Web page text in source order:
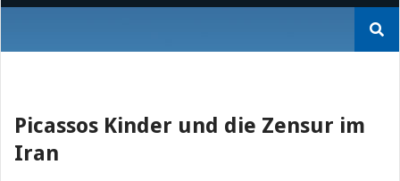
nach:
Picassos Kinder und die Zensur im
Iran